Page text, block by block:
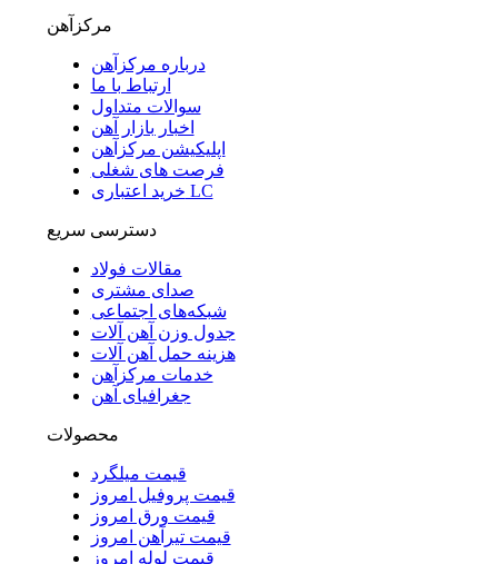
مرکزآهن
درباره مرکزآهن
ارتباط با ما
سوالات متداول
اخبار بازار آهن
اپلیکیشن مرکزآهن
فرصت های شغلی
خرید اعتباری LC
دسترسی سریع
مقالات فولاد
صدای مشتری
شبکه‌های اجتماعی
جدول وزن آهن آلات
هزینه حمل آهن آلات
خدمات مرکزآهن
جغرافیای آهن
محصولات
قیمت میلگرد
قیمت پروفیل امروز
قیمت ورق امروز
قیمت تیرآهن امروز
قیمت لوله امروز